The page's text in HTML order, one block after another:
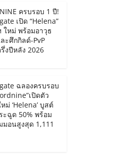
ครบรอบ 1 ปี!
เปิด “Helena”
ใหม่ พร้อมอาวุธ
ะศึกกิลด์-PvP
งปีหลัง 2026
ฉลองครบรอบ
เปิดตัว
ม่ ‘Helena’ บูสต์
ะฉูด 50% พร้อม
มอนสูงสุด 1,111